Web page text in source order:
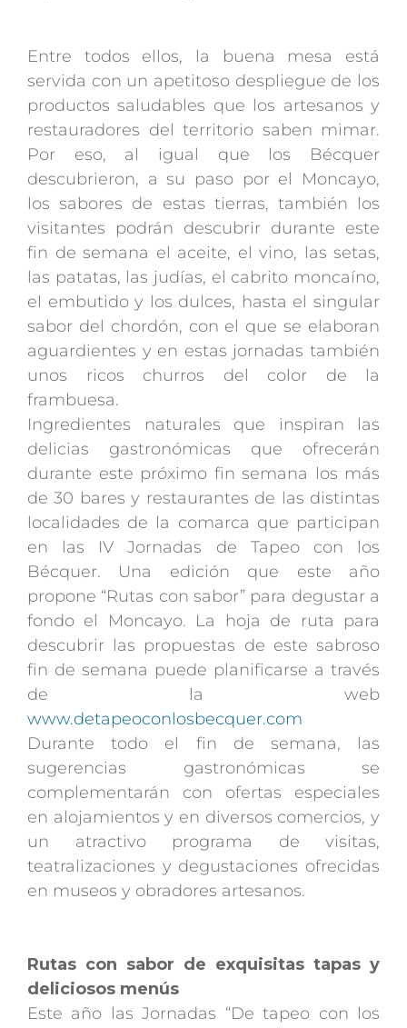
Entre todos ellos, la buena mesa está
servida con un apetitoso despliegue de los
productos saludables que los artesanos y
restauradores del territorio saben mimar.
Por eso, al igual que los Bécquer
descubrieron, a su paso por el Moncayo,
los sabores de estas tierras, también los
visitantes podrán descubrir durante este
fin de semana el aceite, el vino, las setas,
las patatas, las judías, el cabrito moncaíno,
el embutido y los dulces, hasta el singular
sabor del chordón, con el que se elaboran
aguardientes y en estas jornadas también
unos ricos churros del color de la
frambuesa.
Ingredientes naturales que inspiran las
delicias gastronómicas que ofrecerán
durante este próximo fin semana los más
de 30 bares y restaurantes de las distintas
localidades de la comarca que participan
en las IV Jornadas de Tapeo con los
Bécquer. Una edición que este año
propone “Rutas con sabor” para degustar a
fondo el Moncayo. La hoja de ruta para
descubrir las propuestas de este sabroso
fin de semana puede planificarse a través
de la web
www.detapeoconlosbecquer.com
Durante todo el fin de semana, las
sugerencias gastronómicas se
complementarán con ofertas especiales
en alojamientos y en diversos comercios, y
un atractivo programa de visitas,
teatralizaciones y degustaciones ofrecidas
en museos y obradores artesanos.
Rutas con sabor de exquisitas tapas y
deliciosos menús
Este año las Jornadas “De tapeo con los